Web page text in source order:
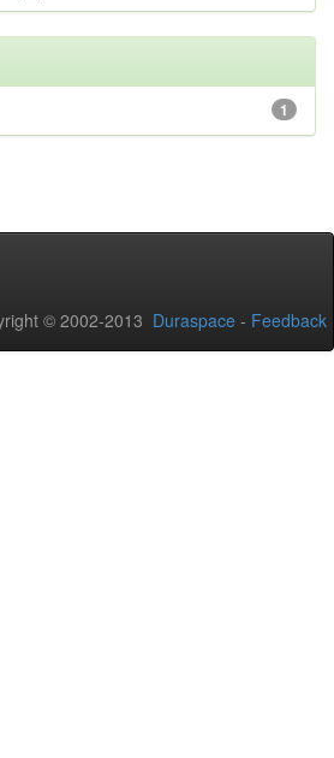
1
© 2002-2013 Duraspace - Feedback